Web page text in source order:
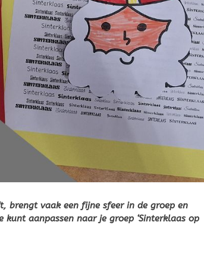
brengt vaak een fijne sfeer in de groep en
aanpassen naar je groep ‘Sinterklaas op